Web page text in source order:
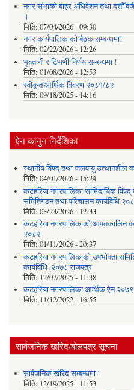
नगर सभाको बाह्र अधिवेशन तथा दशौँ
।
मिति: 07/04/2026 - 09:30
नगर कार्यपालिकाको बैठक सम्बन्धमा!
मिति: 02/22/2026 - 12:26
भुक्तानी र टिप्पणी निर्णय सम्बन्धमा !
मिति: 01/08/2026 - 12:53
स्वीकृत आर्थिक विवरण २०८१/८२
मिति: 09/18/2025 - 14:16
ऐन कानुन निर्देशिका
स्थानीय विपद् तथा जलवायु उत्थानशील
मिति: 04/01/2026 - 15:24
कटहरिया नगरपालिका सामिदायिक
समितिगठन तथा परिचालन कार्यविधि
मिति: 03/23/2026 - 12:33
कटहरिया नगरपालिकाको आपतकालिन
२०८२
मिति: 01/11/2026 - 20:37
कटहरिया नगरपालिकाको उपभोक्ता
कार्यविधि ,२०७८ राजपत्र
मिति: 12/07/2025 - 11:38
कटहरिया नगरपालिका आर्थिक ऐन
मिति: 11/12/2022 - 16:55
सार्वजनिक खरिद/बोलपत्र सूचना
सार्वजनिक खरिद सम्बन्धमा !
मिति: 12/19/2025 - 11:53